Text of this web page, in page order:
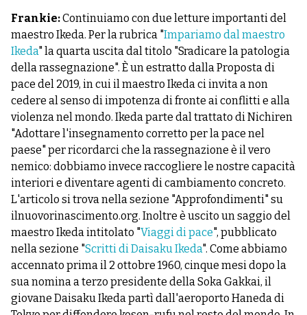
Frankie:Continuiamo con due letture importanti del
maestro Ikeda. Per la rubrica "Impariamo dal maestro
Ikeda" la quarta uscita dal titolo "Sradicare la patologia
della rassegnazione". È un estratto dalla Proposta di
pace del 2019, in cui il maestro Ikeda ci invita a non
cedere al senso di impotenza di fronte ai conflitti e alla
violenza nel mondo. Ikeda parte dal trattato di Nichiren
"Adottare l'insegnamento corretto per la pace nel
paese" per ricordarci che la rassegnazione è il vero
nemico: dobbiamo invece raccogliere le nostre capacità
interiori e diventare agenti di cambiamento concreto.
L'articolo si trova nella sezione "Approfondimenti" su
ilnuovorinascimento.org. Inoltre è uscito un saggio del
maestro Ikeda intitolato "Viaggi di pace", pubblicato
nella sezione "Scritti di Daisaku Ikeda". Come abbiamo
accennato prima il 2 ottobre 1960, cinque mesi dopo la
sua nomina a terzo presidente della Soka Gakkai, il
giovane Daisaku Ikeda partì dall'aeroporto Haneda di